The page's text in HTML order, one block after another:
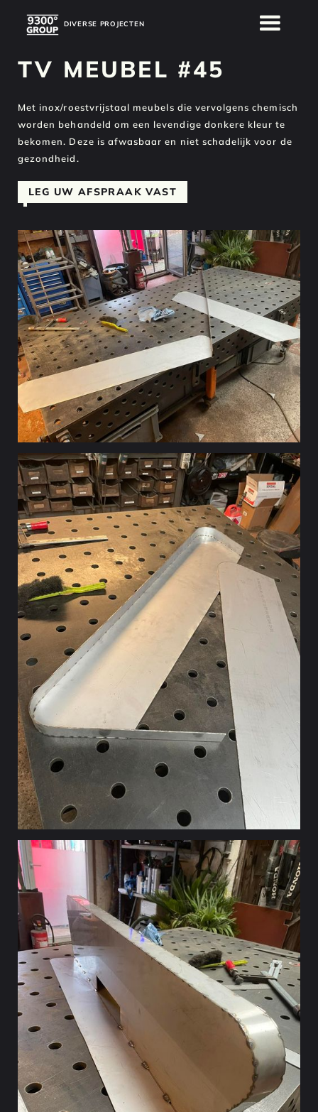
DIVERSE PROJECTEN
DIVERSE PROJECTEN
TV MEUBEL #45
Met inox/roestvrijstaal meubels die vervolgens chemisch
worden behandeld om een levendige donkere kleur te
bekomen. Deze is afwasbaar en niet schadelijk voor de
gezondheid.
LEG UW AFSPRAAK VAST